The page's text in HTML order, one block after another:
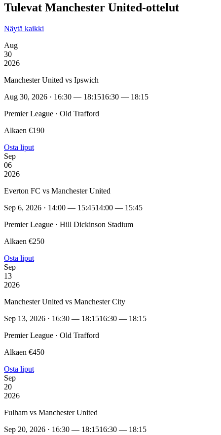
Tulevat Manchester United-ottelut
Näytä kaikki
Aug
30
2026
Manchester United vs Ipswich
Aug 30, 2026 · 16:30 — 18:1516:30 — 18:15
Premier League · Old Trafford
Alkaen €190
Osta liput
Sep
06
2026
Everton FC vs Manchester United
Sep 6, 2026 · 14:00 — 15:4514:00 — 15:45
Premier League · Hill Dickinson Stadium
Alkaen €250
Osta liput
Sep
13
2026
Manchester United vs Manchester City
Sep 13, 2026 · 16:30 — 18:1516:30 — 18:15
Premier League · Old Trafford
Alkaen €450
Osta liput
Sep
20
2026
Fulham vs Manchester United
Sep 20, 2026 · 16:30 — 18:1516:30 — 18:15